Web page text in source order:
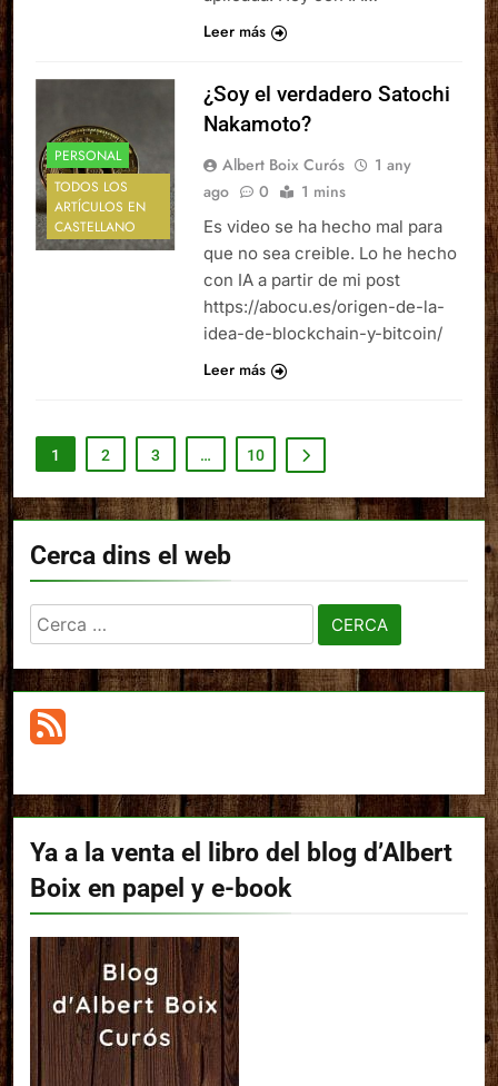
Leer más
PERSONAL
TODOS LOS
ARTÍCULOS EN
CASTELLANO
¿Soy el verdadero Satochi
Nakamoto?
Albert Boix Curós
1 any
ago
0 1 mins
Es video se ha hecho mal para
que no sea creible. Lo he hecho
con IA a partir de mi post
https://abocu.es/origen-de-la-
idea-de-blockchain-y-bitcoin/
Leer más
1 2 3 … 10
Cerca dins el web
Cerca:
Ya a la venta el libro del blog d’Albert
Boix en papel y e-book